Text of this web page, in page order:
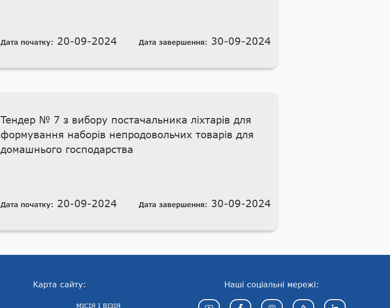
Дата початку: 20-09-2024 Дата завершення: 30-09-2024
Тендер № 7 з вибору постачальника ліхтарів для
формування наборів непродовольчих товарів для
домашнього господарства
Дата початку: 20-09-2024 Дата завершення: 30-09-2024
Карта сайту:
МІСІЯ І ВІЗІЯ
Наші соціальні мережі: